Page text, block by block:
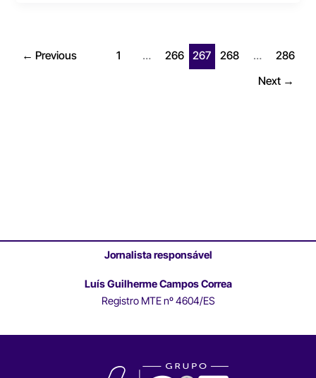
← Previous 1 … 266 267 268 …
286
Next →
Jornalista responsável
Luís Guilherme Campos Correa
Registro MTE nº 4604/ES